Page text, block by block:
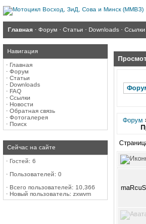
Главная · Форум · Статьи · Downloads · Ссылки
Навигация
· Главная
· Форум
· Статьи
· Downloads
· FAQ
· Ссылки
· Новости
· Обратная связь
· Фотогалерея
· Поиск
Сейчас на сайте
· Гостей: 6
· Пользователей: 0
· Всего пользователей: 10,366
· Новый пользователь: zxwvm
Форум
maRcuS